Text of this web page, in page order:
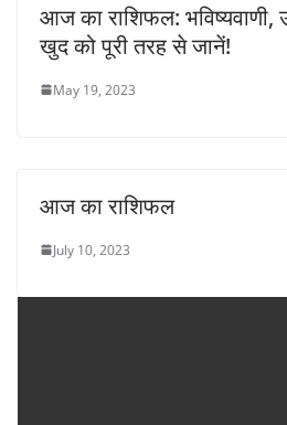
आज का राशिफल: भविष्यवाणी,
खुद को पूरी तरह से जानें!
May 19, 2023
आज का राशिफल
July 10, 2023